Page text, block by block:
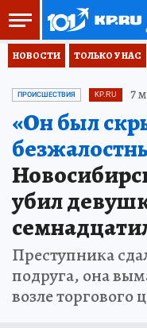
НОВОСТИ ТОЛЬКО У НАС
ПРОИСШЕСТВИЯ KP.RU 7
«Он был
убил
Преступника
подруга, она
возле торгового